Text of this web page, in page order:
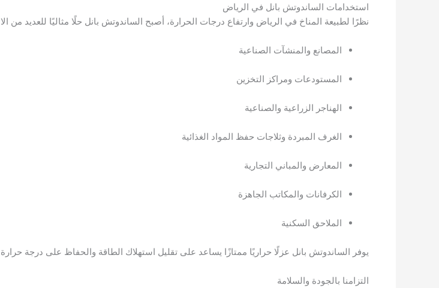
استخدامات الساندوتش بانل في الرياض
نظرًا لطبيعة المناخ في الرياض وارتفاع درجات الحرارة، أصبح الساندوتش بانل حلًا مثاليًا للعديد من
المصانع والمنشآت الصناعية
المستودعات ومراكز التخزين
الهناجر الزراعية والصناعية
الغرف المبردة وثلاجات حفظ المواد الغذائية
المعارض والمباني التجارية
الكرفانات والمكاتب الجاهزة
الملاحق السكنية
يوفر الساندوتش بانل عزلًا حراريًا ممتازًا يساعد على تقليل استهلاك الطاقة والحفاظ على درجة
التزامنا بالجودة والسلامة